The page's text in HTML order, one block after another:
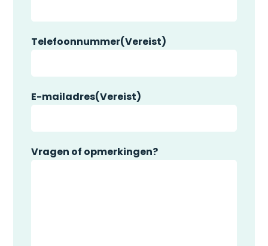
Telefoonnummer(Vereist)
E-mailadres(Vereist)
Vragen of opmerkingen?